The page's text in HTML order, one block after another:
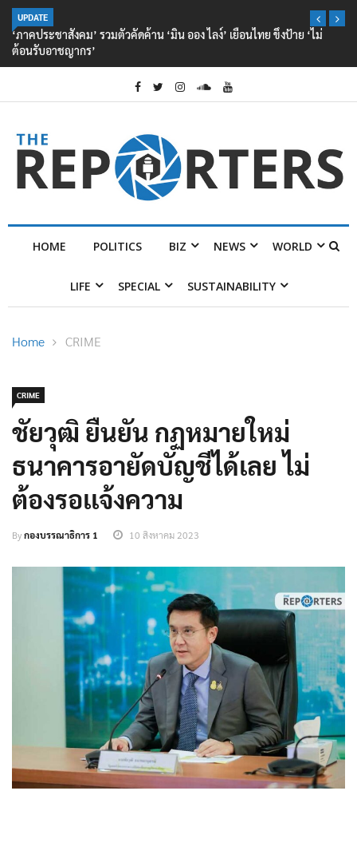
UPDATE
‘ภาคประชาสังคม’ รวมตัวคัดค้าน ‘มิน ออง ไลง์’ เยือนไทย ขึงป้าย ‘ไม่
ต้อนรับอาชญากร’
HOME POLITICS BIZ NEWS WORLD
LIFE SPECIAL SUSTAINABILITY
Home CRIME
CRIME
ชัยวุฒิ ยืนยัน กฏหมายใหม่
ธนาคารอายัดบัญชีได้เลย ไม่
ต้องรอเเจ้งความ
Byกองบรรณาธิการ 1 10 สิงหาคม 2023